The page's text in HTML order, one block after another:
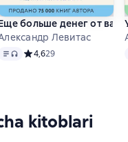
бизнеса
1 оценок
больше денег от
Левитас
Matn , audio format mavjud
Средний рейтинг 4,6 на
4,629
kitoblari